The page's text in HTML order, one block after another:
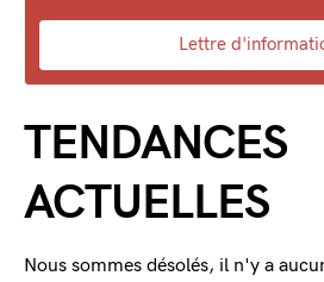
Lettre
TENDANCES
ACTUELLES
Nous sommes désolés, il n'y a